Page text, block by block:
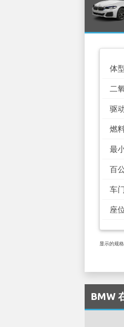
体
二
驱
燃
最
百
车
座
显示的规
BMW